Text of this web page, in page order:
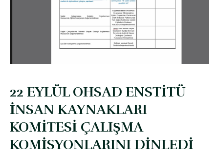
22 EYLÜL OHSAD ENSTİTÜ
İNSAN KAYNAKLARI
KOMİTESİ ÇALIŞMA
KOMİSYONLARINI DİNLEDİ